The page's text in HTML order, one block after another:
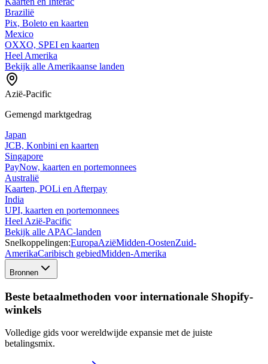
Brazilië
Pix, Boleto en kaarten
Mexico
OXXO, SPEI en kaarten
Heel Amerika
Bekijk alle Amerikaanse landen
Azië-Pacific
Gemengd marktgedrag
Japan
JCB, Konbini en kaarten
Singapore
PayNow, kaarten en portemonnees
Australië
Kaarten, POLi en Afterpay
India
UPI, kaarten en portemonnees
Heel Azië-Pacific
Bekijk alle APAC-landen
Snelkoppelingen:EuropaAziëMidden-OostenZuid-
AmerikaCaribisch gebiedMidden-Amerika
Bronnen
Beste betaalmethoden voor internationale Shopify-
winkels
Volledige gids voor wereldwijde expansie met de juiste
betalingsmix.